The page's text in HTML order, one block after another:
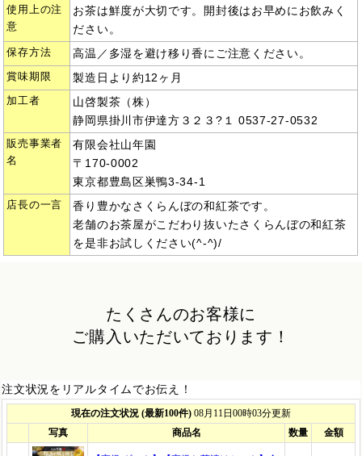
使用上の注
意
お茶は鮮度が大切です。開封後はお早めにお飲みく
ださい。
保存方法 高温／多湿を避け移り香にご注意ください。
賞味期限 製造日より約12ヶ月
加工者
山啓製茶（株）
静岡県掛川市伊達方３２３?１ 0537-27-0532
販売事業者
名
有限会社山年園
〒170-0002
東京都豊島区巣鴨3-34-1
店長の一言
香り豊かなさくらんぼの和紅茶です。
老舗のお茶屋がこだわり抜いたさくらんぼの和紅茶
を是非お試しください(^-^)/
たくさんのお客様に
ご購入いただいております！
注文状況をリアルタイムでお伝え！